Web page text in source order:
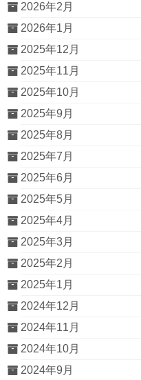
2026年2月
2026年1月
2025年12月
2025年11月
2025年10月
2025年9月
2025年8月
2025年7月
2025年6月
2025年5月
2025年4月
2025年3月
2025年2月
2025年1月
2024年12月
2024年11月
2024年10月
2024年9月